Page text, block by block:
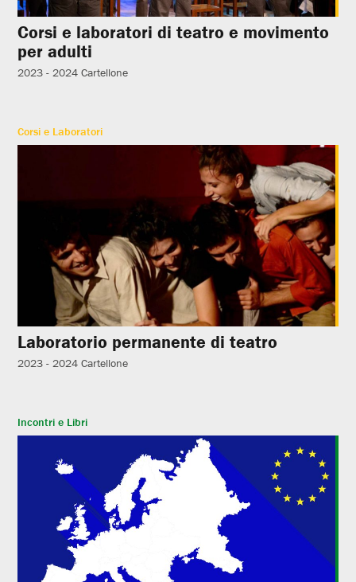
Corsi e laboratori di teatro e movimento
per adulti
2023 - 2024 Cartellone
Corsi e Laboratori
Laboratorio permanente di teatro
2023 - 2024 Cartellone
Incontri e Libri